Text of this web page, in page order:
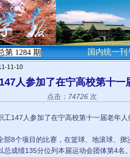
第 1284 期 国内统一
11-10
人参加了在宁高校第十一
点击： 74726 次
工147人参加了在宁高校第十一届老年
8个项目的比赛，在篮球、地滚球、掷
总成绩135分位列本届运动会团体第4名